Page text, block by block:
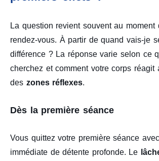
La question revient souvent au moment
rendez-vous. À partir de quand vais-je
différence ? La réponse varie selon ce
cherchez et comment votre corps réagit
des zones réflexes.
Dès la première séance
Vous quittez votre première séance
immédiate de détente profonde. Le